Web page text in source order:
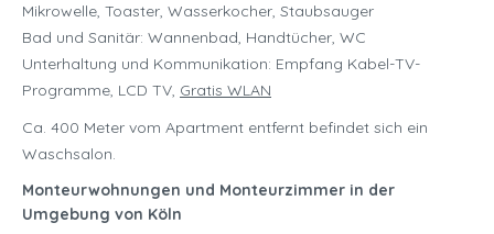
Mikrowelle, Toaster, Wasserkocher, Staubsauger
Bad und Sanitär: Wannenbad, Handtücher, WC
Unterhaltung und Kommunikation: Empfang Kabel-TV-
Programme, LCD TV, Gratis WLAN
Ca. 400 Meter vom Apartment entfernt befindet sich ein
Waschsalon.
Monteurwohnungen und Monteurzimmer in der
Umgebung von Köln